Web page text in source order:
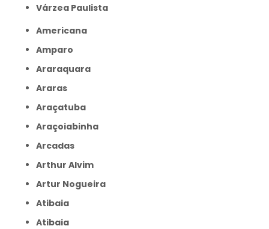
Várzea Paulista
Americana
Amparo
Araraquara
Araras
Araçatuba
Araçoiabinha
Arcadas
Arthur Alvim
Artur Nogueira
Atibaia
Atibaia